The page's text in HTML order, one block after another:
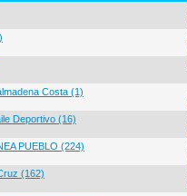
Costa (1)
Deportivo (16)
PUEBLO (224)
(162)